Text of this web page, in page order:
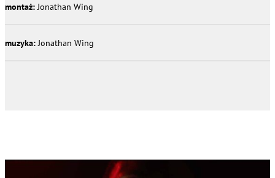
montaż:Jonathan Wing
muzyka:Jonathan Wing